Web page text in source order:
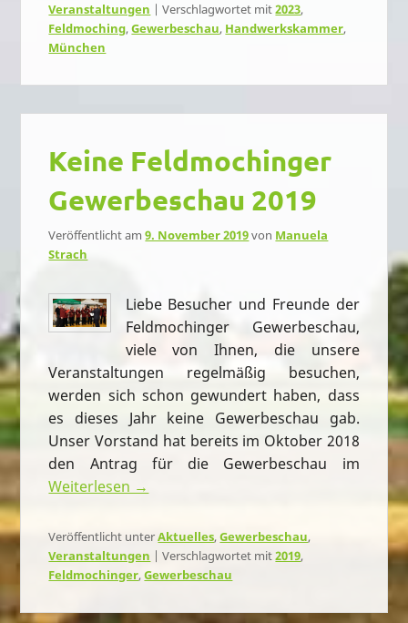
Veranstaltungen |Verschlagwortet mit2023,
Feldmoching,Gewerbeschau, Handwerkskammer,
München
Keine Feldmochinger
Gewerbeschau 2019
Veröffentlicht am9. November 2019von Manuela
Strach
Liebe Besucher und Freunde der
Feldmochinger Gewerbeschau,
viele von Ihnen, die unsere
Veranstaltungen regelmäßig besuchen,
werden sich schon gewundert haben, dass
es dieses Jahr keine Gewerbeschau gab.
Unser Vorstand hat bereits im Oktober 2018
den Antrag für die Gewerbeschau im
Weiterlesen →
Veröffentlicht unterAktuelles,Gewerbeschau,
Veranstaltungen |Verschlagwortet mit2019,
Feldmochinger,Gewerbeschau